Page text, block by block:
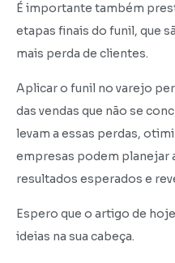
É importante também
etapas finais do funil, que
mais perda de clientes.
Aplicar o funil no varejo
das vendas que não se
levam a essas perdas,
empresas podem planejar
resultados esperados e
Espero que o artigo de
ideias na sua cabeça.